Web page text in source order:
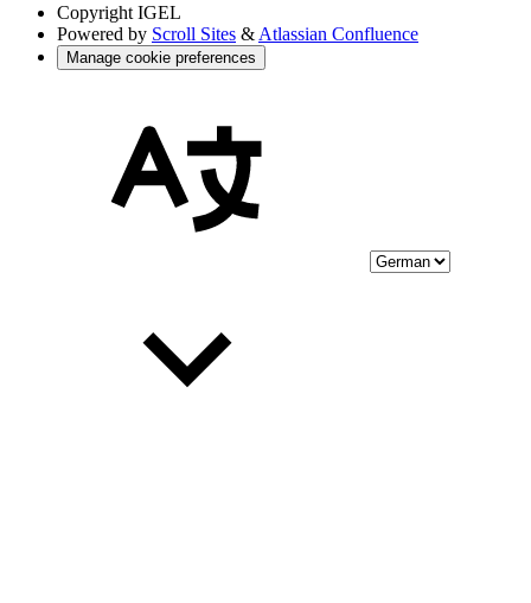
Copyright IGEL
Powered by Scroll Sites & Atlassian Confluence
Manage cookie preferences